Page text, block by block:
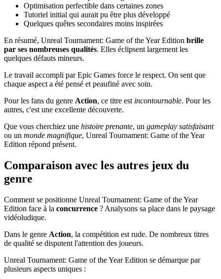
Optimisation perfectible dans certaines zones
Tutoriel initial qui aurait pu être plus développé
Quelques quêtes secondaires moins inspirées
En résumé, Unreal Tournament: Game of the Year Edition brille
par ses nombreuses qualités. Elles éclipsent largement les
quelques défauts mineurs.
Le travail accompli par Epic Games force le respect. On sent que
chaque aspect a été pensé et peaufiné avec soin.
Pour les fans du genre Action, ce titre est incontournable. Pour les
autres, c'est une excellente découverte.
Que vous cherchiez une histoire prenante, un gameplay satisfaisant
ou un monde magnifique, Unreal Tournament: Game of the Year
Edition répond présent.
Comparaison avec les autres jeux du
genre
Comment se positionne Unreal Tournament: Game of the Year
Edition face à la concurrence ? Analysons sa place dans le paysage
vidéoludique.
Dans le genre Action, la compétition est rude. De nombreux titres
de qualité se disputent l'attention des joueurs.
Unreal Tournament: Game of the Year Edition se démarque par
plusieurs aspects uniques :